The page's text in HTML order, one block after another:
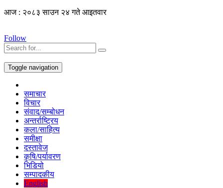
आज : २०८३ साउन २४ गते आइतवार
Follow
Toggle navigation
समाचार
विचार
संवाद/सम्बोधन
अन्तर्राष्ट्रिय
कला/साहित्य
समीक्षा
दस्तावेज
कृषि/पर्यावरण
भिडियो
सम्पादकीय
English